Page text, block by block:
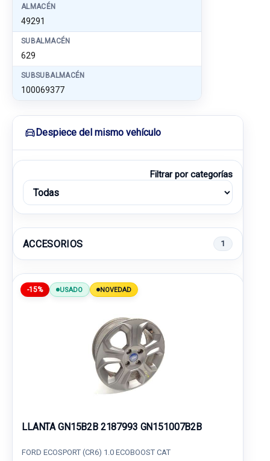
ALMACÉN
49291
SUBALMACÉN
629
SUBSUBALMACÉN
100069377
Despiece del mismo vehículo
Filtrar por categorías
ACCESORIOS 1
-15% USADO NOVEDAD
LLANTA GN15B2B 2187993 GN151007B2B
FORD ECOSPORT (CR6) 1.0 ECOBOOST CAT